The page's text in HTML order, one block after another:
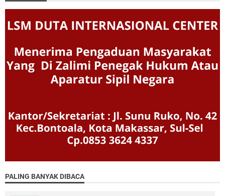
PALING BANYAK DIBACA